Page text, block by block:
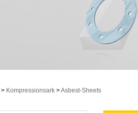
> Kompressionsark >Asbest-Sheets